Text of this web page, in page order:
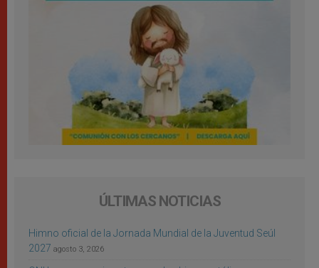
ÚLTIMAS NOTICIAS
Himno oficial de la Jornada Mundial de la Juventud Seúl
2027 agosto 3, 2026